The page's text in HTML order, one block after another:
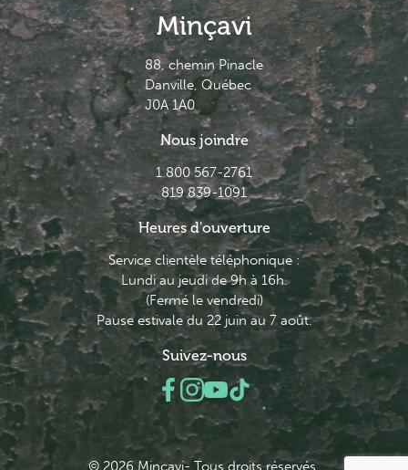
Minçavi
88, chemin Pinacle
Danville, Québec
J0A 1A0
Nous joindre
1 800 567-2761
819 839-1091
Heures d'ouverture
Service clientèle téléphonique :
Lundi au jeudi de 9h à 16h.
(Fermé le vendredi)
Pause estivale du 22 juin au 7 août.
Suivez-nous
© 2026 Minçavi- Tous droits réservés.